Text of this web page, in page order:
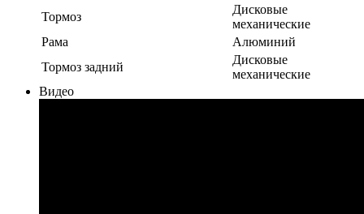
Тормоз
Дисковые
механические
Рама
Алюминий
Тормоз задний
Дисковые
механические
Видео